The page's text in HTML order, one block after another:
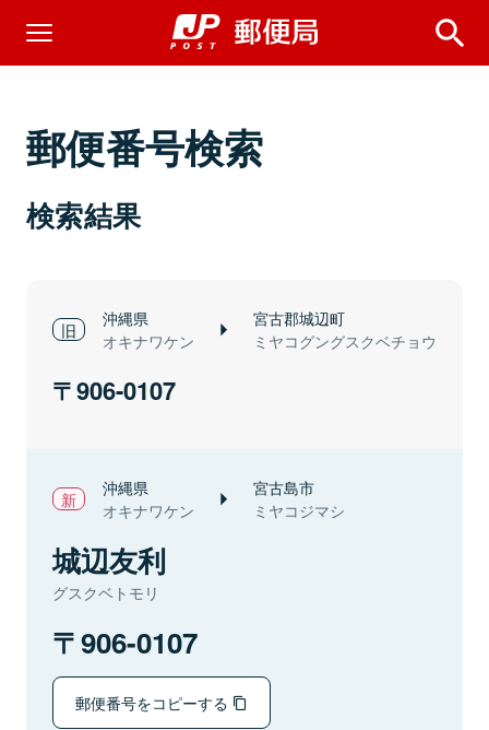
郵便番号検索
検索結果
沖縄県
オキナワケン
宮古郡城辺町
ミヤコグングスクベチョウ
906-0107
沖縄県
オキナワケン
宮古島市
ミヤコジマシ
城辺友利
グスクベトモリ
906-0107
郵便番号をコピーする